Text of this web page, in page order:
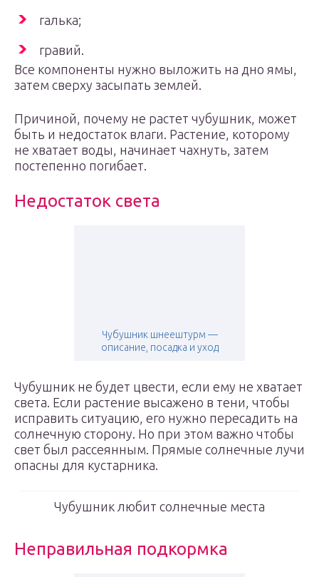
галька;
гравий.
Все компоненты нужно выложить на дно ямы,
затем сверху засыпать землей.
Причиной, почему не растет чубушник, может
быть и недостаток влаги. Растение, которому
не хватает воды, начинает чахнуть, затем
постепенно погибает.
Недостаток света
Чубушник шнеештурм —
описание, посадка и уход
Чубушник не будет цвести, если ему не хватает
света. Если растение высажено в тени, чтобы
исправить ситуацию, его нужно пересадить на
солнечную сторону. Но при этом важно чтобы
свет был рассеянным. Прямые солнечные лучи
опасны для кустарника.
Чубушник любит солнечные места
Неправильная подкормка